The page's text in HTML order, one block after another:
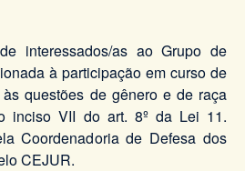
interessados/as ao Grupo de
à participação em curso de
questões de gênero e de raça
inciso VII do art. 8º da Lei 11.
Coordenadoria de Defesa dos
CEJUR.